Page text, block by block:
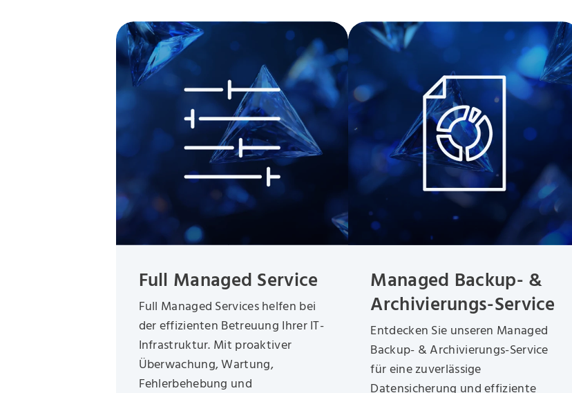
Full Managed Service
Full Managed Services helfen bei
der effizienten Betreuung Ihrer IT-
Infrastruktur. Mit proaktiver
Überwachung, Wartung,
Fehlerbehebung und
Managed Backup- &
Archivierungs-Service
Entdecken Sie unseren Managed
Backup- & Archivierungs-Service
für eine zuverlässige
Datensicherung und effiziente